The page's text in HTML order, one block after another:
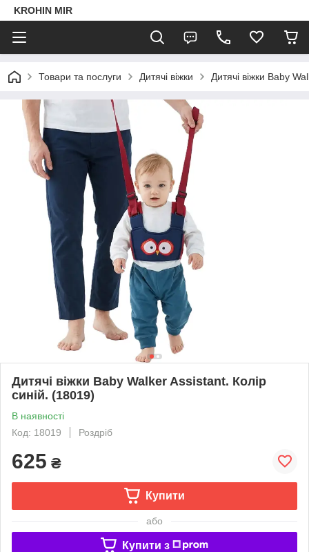
KROHIN MIR
Товари та послуги Дитячі віжки Дитячі віжки Baby
Дитячі віжки Baby Walker Assistant. Колір
синій. (18019)
В наявності
Код: 18019
Роздріб
625 ₴
Купити
або
Купити з